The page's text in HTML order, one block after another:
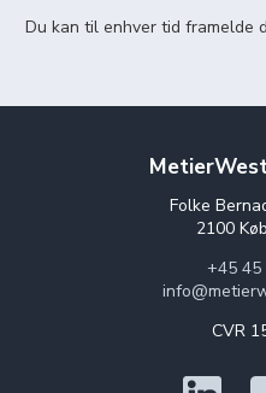
Du kan til enhver tid framelde
Folke
2100
+45 45
CVR